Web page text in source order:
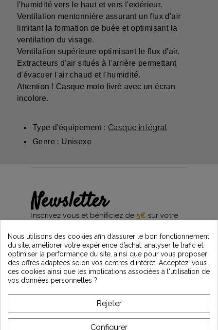
l'humidité vers le haut et vers l'extérieur.
Ventilation mentonnière assurant un flux d'air
limitant la formation de buée et optimisant la
ventilation du visage.
Ventilation supérieure optimisant le flux d'air.
Extracteurs d'air situés à l'arrière permettant
d'évacuer l'air chaud et l'humidité.
Attention ! Casque moto livré avec un écran
incolore.
Type d'équipement : Casque intégral
Genre : Unisexe
Newsletter
Inscrivez vous et bénificiez de 5€ sur votre
et restez informés des dernières nouveautés
Vintage Motors
*Dès 99€ d'achat. En vous abonnant à notre newsletter, vous reconnaissez avoir pris
l'acceptez.
A PROPOS DE VINTAGE
Nous utilisons des cookies afin d’assurer le bon fonctionnement
du site, améliorer votre expérience d’achat, analyser le trafic et
optimiser la performance du site, ainsi que pour vous proposer
des offres adaptées selon vos centres d’intérêt. Acceptez-vous
ces cookies ainsi que les implications associées à l'utilisation de
vos données personnelles ?
Rejeter
Configurer